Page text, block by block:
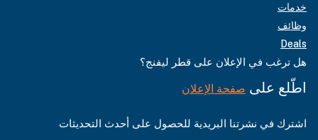
خدمات
وظائف
Deals
هل ترغب في الإعلان على قطر ليفنج؟
اطّلع على صفحة الإعلان
اشترك في نشرتنا البريدية للحصول على أحدث التحديثات